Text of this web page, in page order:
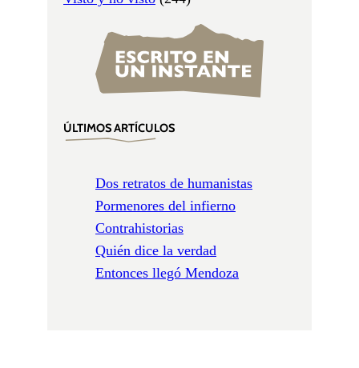
ÚLTIMOS ARTÍCULOS
Dos retratos de humanistas
Pormenores del infierno
Contrahistorias
Quién dice la verdad
Entonces llegó Mendoza